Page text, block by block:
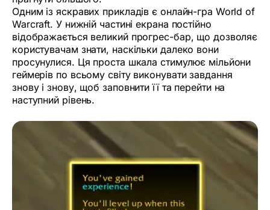
Одним із яскравих прикладів є онлайн-гра World of
Warcraft. У нижній частині екрана постійно
відображається великий прогрес-бар, що дозволяє
користувачам знати, наскільки далеко вони
просунулися. Ця проста шкала стимулює мільйони
геймерів по всьому світу виконувати завдання
знову і знову, щоб заповнити її та перейти на
наступний рівень.